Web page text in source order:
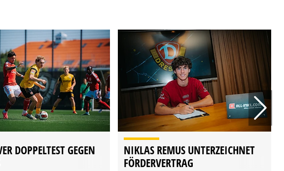
DOPPELTEST GEGEN
NIKLAS REMUS UNTERZEICHNET
FÖRDERVERTRAG